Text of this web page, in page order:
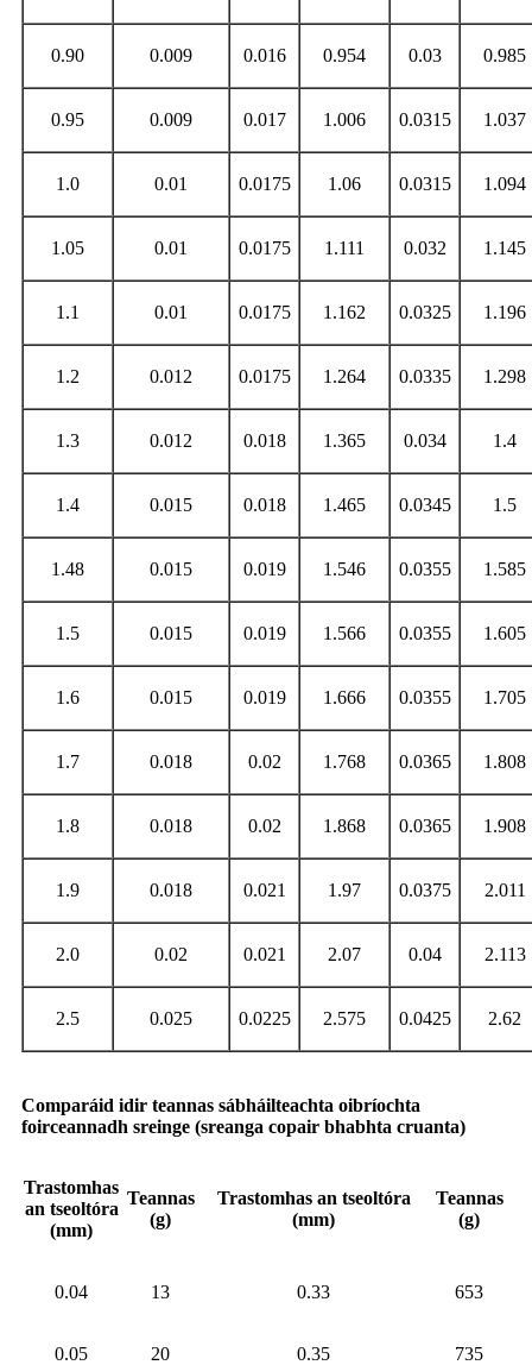
0.90 0.009 0.016 0.954 0.03 0.985
0.95 0.009 0.017 1.006 0.0315 1.037
1.0 0.01 0.0175 1.06 0.0315 1.094
1.05 0.01 0.0175 1.111 0.032 1.145
1.1 0.01 0.0175 1.162 0.0325 1.196
1.2 0.012 0.0175 1.264 0.0335 1.298
1.3 0.012 0.018 1.365 0.034 1.4
1.4 0.015 0.018 1.465 0.0345 1.5
1.48 0.015 0.019 1.546 0.0355 1.585
1.5 0.015 0.019 1.566 0.0355 1.605
1.6 0.015 0.019 1.666 0.0355 1.705
1.7 0.018 0.02 1.768 0.0365 1.808
1.8 0.018 0.02 1.868 0.0365 1.908
1.9 0.018 0.021 1.97 0.0375 2.011
2.0 0.02 0.021 2.07 0.04 2.113
2.5 0.025 0.0225 2.575 0.0425 2.62
Comparáid idir teannas sábháilteachta oibríochta
foirceannadh sreinge (sreanga copair bhabhta cruanta)
Trastomhas
an tseoltóra
(mm)
Teannas
(g)
Trastomhas an tseoltóra
(mm)
Teannas
(g)
0.04 13 0.33 653
0.05 20 0.35 735